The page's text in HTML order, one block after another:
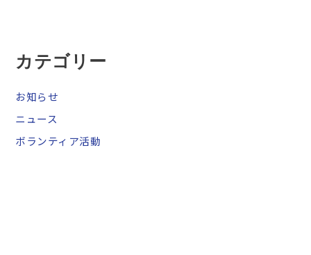
カテゴリー
お知らせ
ニュース
ボランティア活動